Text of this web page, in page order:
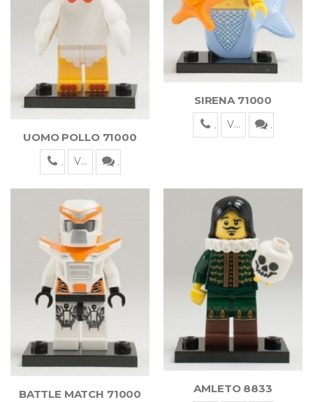
UOMO POLLO 71000
Visualizza
SIRENA 71000
Visualizza
BATTLE MATCH 71000 AMLETO 8833